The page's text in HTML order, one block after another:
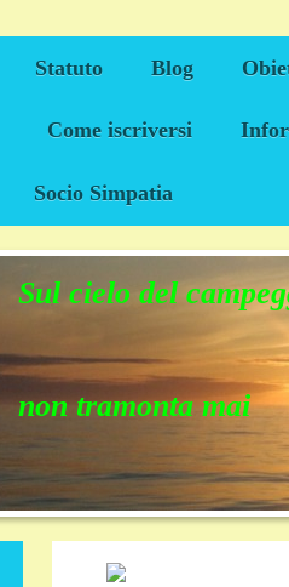
Statuto Blog
Come iscriversi
Socio Simpatia
Sul cielo del
non tramonta